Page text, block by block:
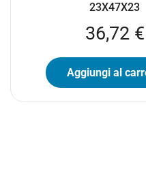
23X47X23
36,72 €
Aggiungi al